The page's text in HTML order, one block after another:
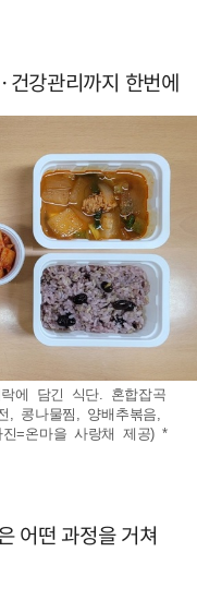
강관리까지 한번에
에 담긴 식단. 혼합잡곡
, 콩나물찜, 양배추볶음,
=온마을 사랑채 제공) *
어떤 과정을 거쳐